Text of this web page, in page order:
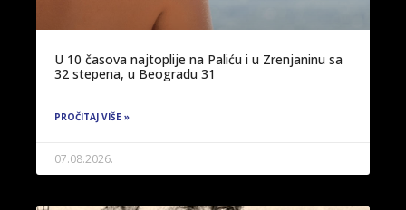
U 10 časova najtoplije na Paliću i u Zrenjaninu sa
32 stepena, u Beogradu 31
PROČITAJ VIŠE »
07.08.2026.